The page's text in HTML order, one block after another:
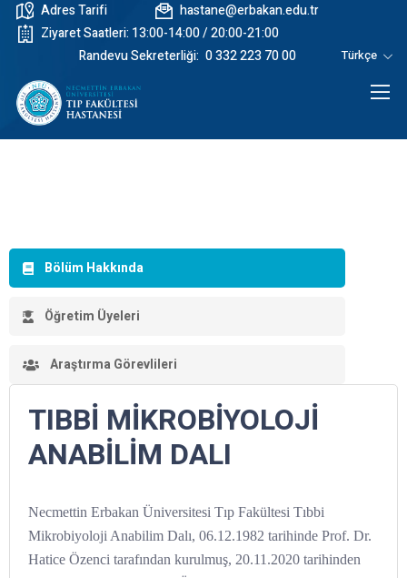
Adres Tarifi
hastane@erbakan.edu.tr
Ziyaret Saatleri: 13:00-14:00 / 20:00-21:00
Randevu Sekreterliği: 0 332 223 70 00 Türkçe
Bölüm Hakkında
Öğretim Üyeleri
Araştırma Görevlileri
TIBBİ MİKROBİYOLOJİ
ANABİLİM DALI
Necmettin Erbakan Üniversitesi Tıp Fakültesi Tıbbi
Mikrobiyoloji Anabilim Dalı, 06.12.1982 tarihinde Prof. Dr.
Hatice Özenci tarafından kurulmuş, 20.11.2020 tarihinden